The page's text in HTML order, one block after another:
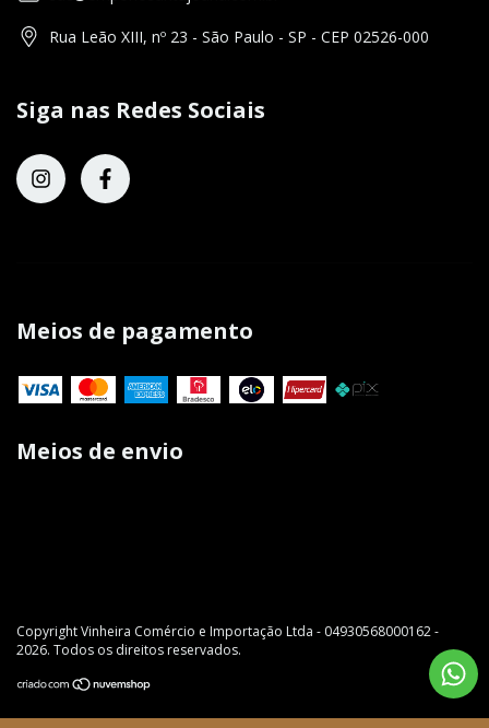
Rua Leão XIII, nº 23 - São Paulo - SP - CEP 02526-000
Siga nas Redes Sociais
Meios de pagamento
Meios de envio
Copyright Vinheira Comércio e Importação Ltda - 04930568000162 -
2026. Todos os direitos reservados.